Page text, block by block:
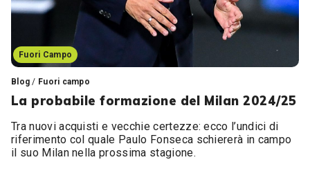
Fuori Campo
Blog / Fuori campo
La probabile formazione del Milan 2024/25
Tra nuovi acquisti e vecchie certezze: ecco l’undici di
riferimento col quale Paulo Fonseca schiererà in campo
il suo Milan nella prossima stagione.